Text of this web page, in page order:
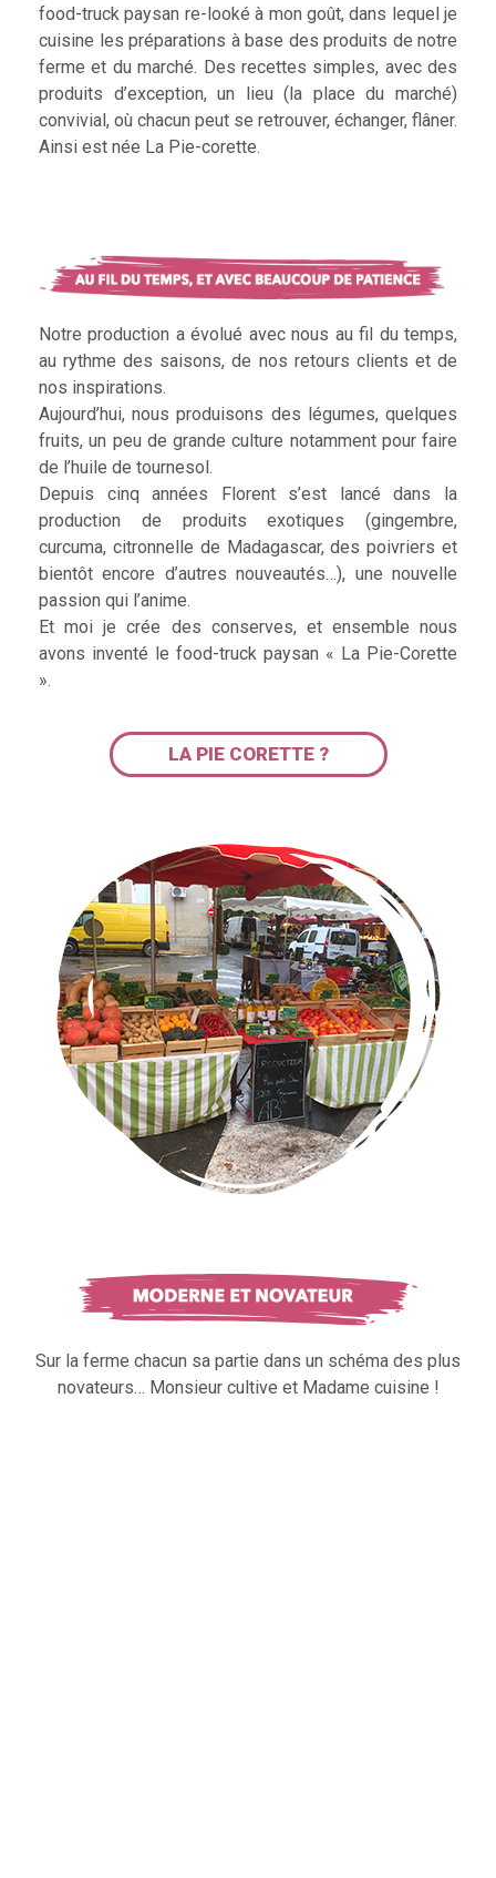
food-truck paysan re-looké à mon goût, dans lequel je
cuisine les préparations à base des produits de notre
ferme et du marché. Des recettes simples, avec des
produits d’exception, un lieu (la place du marché)
convivial, où chacun peut se retrouver, échanger, flâner.
Ainsi est née La Pie-corette.
Notre production a évolué avec nous au fil du temps,
au rythme des saisons, de nos retours clients et de
nos inspirations.
Aujourd’hui, nous produisons des légumes, quelques
fruits, un peu de grande culture notamment pour faire
de l’huile de tournesol.
Depuis cinq années Florent s’est lancé dans la
production de produits exotiques (gingembre,
curcuma, citronnelle de Madagascar, des poivriers et
bientôt encore d’autres nouveautés…), une nouvelle
passion qui l’anime.
Et moi je crée des conserves, et ensemble nous
avons inventé le food-truck paysan « La Pie-Corette
».
LA PIE CORETTE ?
Sur la ferme chacun sa partie dans un schéma des plus
novateurs… Monsieur cultive et Madame cuisine !